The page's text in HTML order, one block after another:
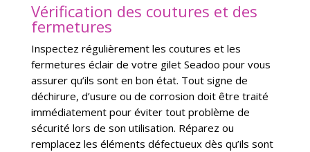
Vérification des coutures et des
fermetures
Inspectez régulièrement les coutures et les
fermetures éclair de votre gilet Seadoo pour vous
assurer qu’ils sont en bon état. Tout signe de
déchirure, d’usure ou de corrosion doit être traité
immédiatement pour éviter tout problème de
sécurité lors de son utilisation. Réparez ou
remplacez les éléments défectueux dès qu’ils sont